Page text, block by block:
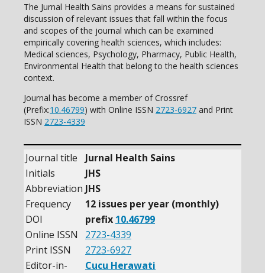
The Jurnal Health Sains provides a means for sustained
discussion of relevant issues that fall within the focus
and scopes of the journal which can be examined
empirically covering health sciences, which includes:
Medical sciences, Psychology, Pharmacy, Public Health,
Environmental Health that belong to the health sciences
context.
Journal has become a member of Crossref
(Prefix:10.46799) with Online ISSN 2723-6927 and Print
ISSN 2723-4339
Journal title
Jurnal Health Sains
Initials
JHS
Abbreviation JHS
Frequency
12 issues per year (monthly)
DOI
prefix 10.46799
Online ISSN
2723-4339
Print ISSN
2723-6927
Editor-in-
Cucu Herawati